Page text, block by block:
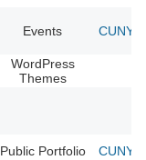
Events CUNY
WordPress
Themes
Public Portfolio CUNY